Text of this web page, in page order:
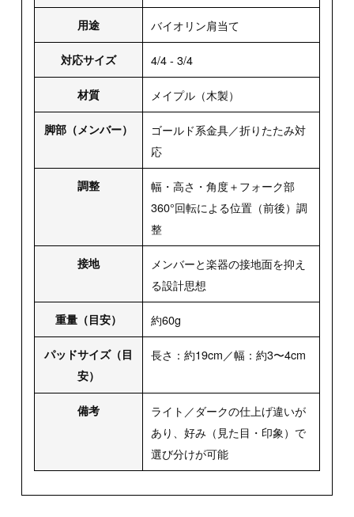
用途 バイオリン肩当て
対応サイズ 4/4 - 3/4
材質 メイプル（木製）
脚部（メンバー）
ゴールド系金具／折りたたみ対
応
調整
幅・高さ・角度＋フォーク部
360°回転による位置（前後）調
整
接地
メンバーと楽器の接地面を抑え
る設計思想
重量（目安） 約60g
パッドサイズ（目
安）
長さ：約19cm／幅：約3〜4cm
備考
ライト／ダークの仕上げ違いが
あり、好み（見た目・印象）で
選び分けが可能